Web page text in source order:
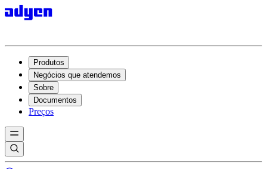
Produtos
Negócios que atendemos
Sobre
Documentos
Preços